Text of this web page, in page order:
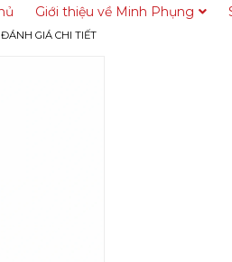
Giới thiệu về Minh Phụng
GIÁ CHI TIẾT